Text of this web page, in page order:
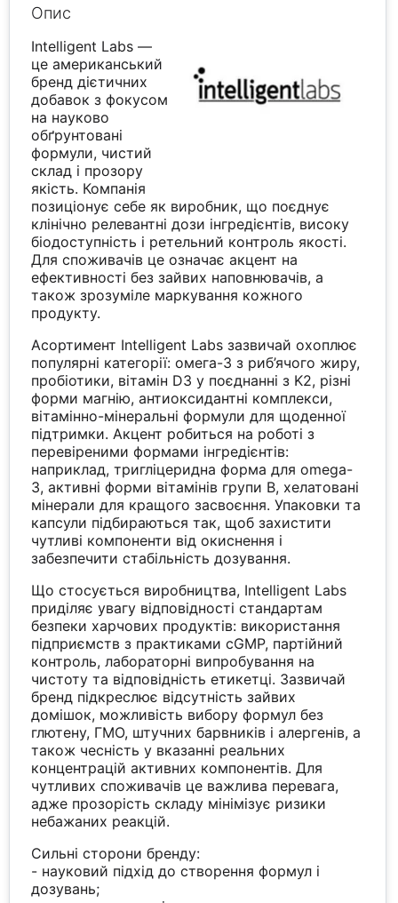
Опис
Intelligent Labs —
це американський
бренд дієтичних
добавок з фокусом
на науково
обґрунтовані
формули, чистий
склад і прозору
якість. Компанія
позиціонує себе як виробник, що поєднує
клінічно релевантні дози інгредієнтів, високу
біодоступність і ретельний контроль якості.
Для споживачів це означає акцент на
ефективності без зайвих наповнювачів, а
також зрозуміле маркування кожного
продукту.
Асортимент Intelligent Labs зазвичай охоплює
популярні категорії: омега-3 з риб’ячого жиру,
пробіотики, вітамін D3 у поєднанні з K2, різні
форми магнію, антиоксидантні комплекси,
вітамінно-мінеральні формули для щоденної
підтримки. Акцент робиться на роботі з
перевіреними формами інгредієнтів:
наприклад, тригліцеридна форма для omega-
3, активні форми вітамінів групи B, хелатовані
мінерали для кращого засвоєння. Упаковки та
капсули підбираються так, щоб захистити
чутливі компоненти від окиснення і
забезпечити стабільність дозування.
Що стосується виробництва, Intelligent Labs
приділяє увагу відповідності стандартам
безпеки харчових продуктів: використання
підприємств з практиками cGMP, партійний
контроль, лабораторні випробування на
чистоту та відповідність етикетці. Зазвичай
бренд підкреслює відсутність зайвих
домішок, можливість вибору формул без
глютену, ГМО, штучних барвників і алергенів, а
також чесність у вказанні реальних
концентрацій активних компонентів. Для
чутливих споживачів це важлива перевага,
адже прозорість складу мінімізує ризики
небажаних реакцій.
Сильні сторони бренду:
- науковий підхід до створення формул і
дозувань;